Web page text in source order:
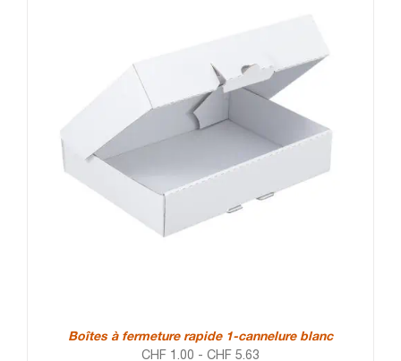
Boîtes à fermeture rapide 1-cannelure blanc
CHF 1.00 - CHF 5.63